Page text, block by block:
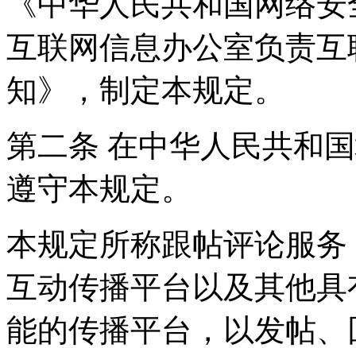
互联网信息办公室负责
知》，制定本规定。
第二条 在中华人民共和
遵守本规定。
本规定所称跟帖评论服
互动传播平台以及其他
能的传播平台，以发帖